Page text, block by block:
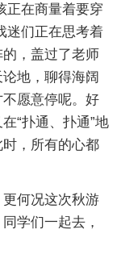
正在商量着要穿
迷们正在思考着
，盖过了老师
地，聊得海阔
愿意停呢。好
“扑通、扑通”地
，所有的心都
何况这次秋游
学们一起去，